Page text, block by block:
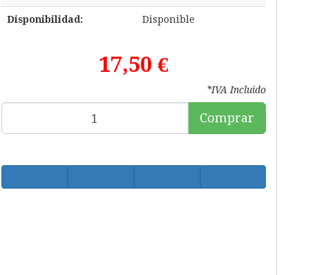
Disponibilidad: Disponible
17,50 €
*IVA Incluido
Comprar